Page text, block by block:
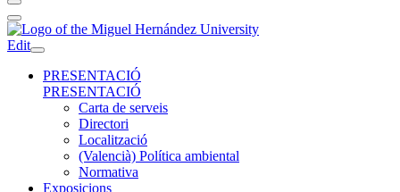
Edit
PRESENTACIÓ
PRESENTACIÓ
Carta de serveis
Directori
Localització
(Valencià) Política ambiental
Normativa
Exposicions